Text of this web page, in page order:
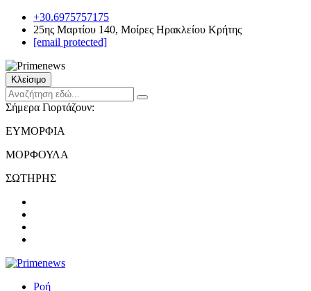
+30.6975757175
25ης Μαρτίου 140, Μοίρες Ηρακλείου Κρήτης
[email protected]
Κλείσιμο
Σήμερα Γιορτάζουν:
ΕΥΜΟΡΦΙΑ
ΜΟΡΦΟΥΛΑ
ΣΩΤΗΡΗΣ
Ροή